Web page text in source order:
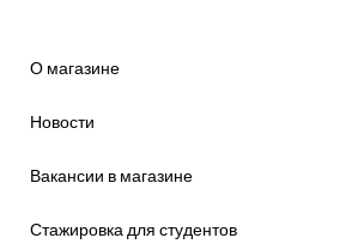
О магазине
Новости
Вакансии в магазине
Стажировка для студентов